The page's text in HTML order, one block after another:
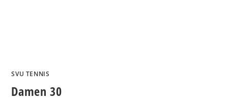
SVU TENNIS
Damen 30